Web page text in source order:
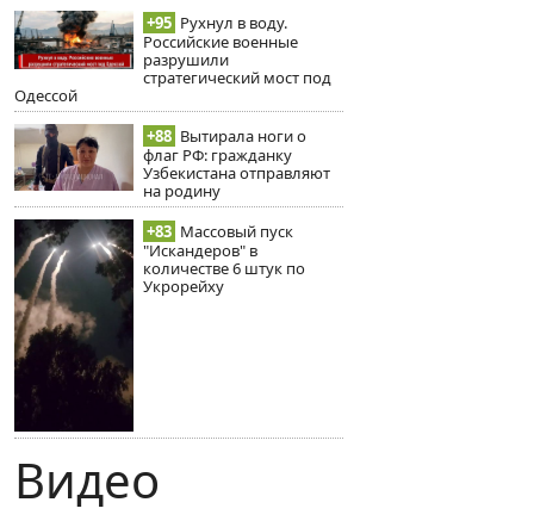
+95 Рухнул в воду.
Российские военные
разрушили
стратегический мост под
Одессой
+88 Вытирала ноги о
флаг РФ: гражданку
Узбекистана отправляют
на родину
+83 Массовый пуск
"Искандеров" в
количестве 6 штук по
Укрорейху
Видео